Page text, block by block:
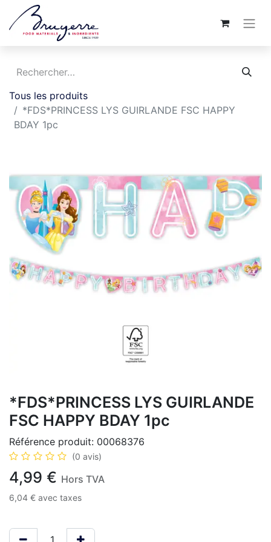
Tous les produits
*FDS*PRINCESS LYS GUIRLANDE FSC HAPPY
BDAY 1pc
*FDS*PRINCESS LYS GUIRLANDE
FSC HAPPY BDAY 1pc
Référence produit: 00068376
(0 avis)
4,99 € Hors TVA
6,04 € avec taxes